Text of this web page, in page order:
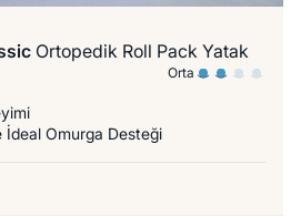
Ortopedik Roll Pack Yatak
Orta
İdeal Omurga Desteği